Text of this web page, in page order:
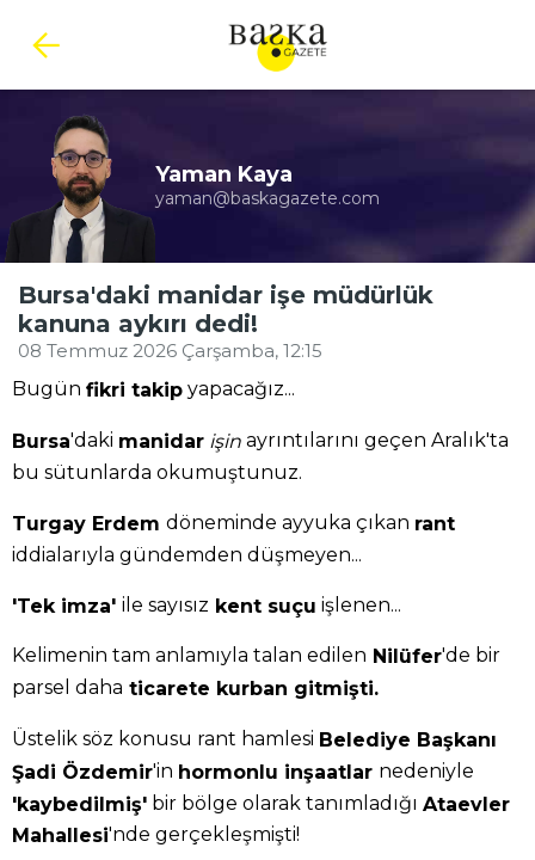
Yaman Kaya
yaman@baskagazete.com
Bursa'daki manidar işe müdürlük
kanuna aykırı dedi!
08 Temmuz 2026 Çarşamba, 12:15
Bugün fikri takip yapacağız...
Bursa'daki manidar işin ayrıntılarını geçen Aralık'ta
bu sütunlarda okumuştunuz.
Turgay Erdem döneminde ayyuka çıkan rant
iddialarıyla gündemden düşmeyen...
'Tek imza' ile sayısız kent suçu işlenen...
Kelimenin tam anlamıyla talan edilen Nilüfer'de bir
parsel daha ticarete kurban gitmişti.
Üstelik söz konusu rant hamlesi Belediye Başkanı
Şadi Özdemir'in hormonlu inşaatlar nedeniyle
'kaybedilmiş' bir bölge olarak tanımladığı Ataevler
Mahallesi'nde gerçekleşmişti!